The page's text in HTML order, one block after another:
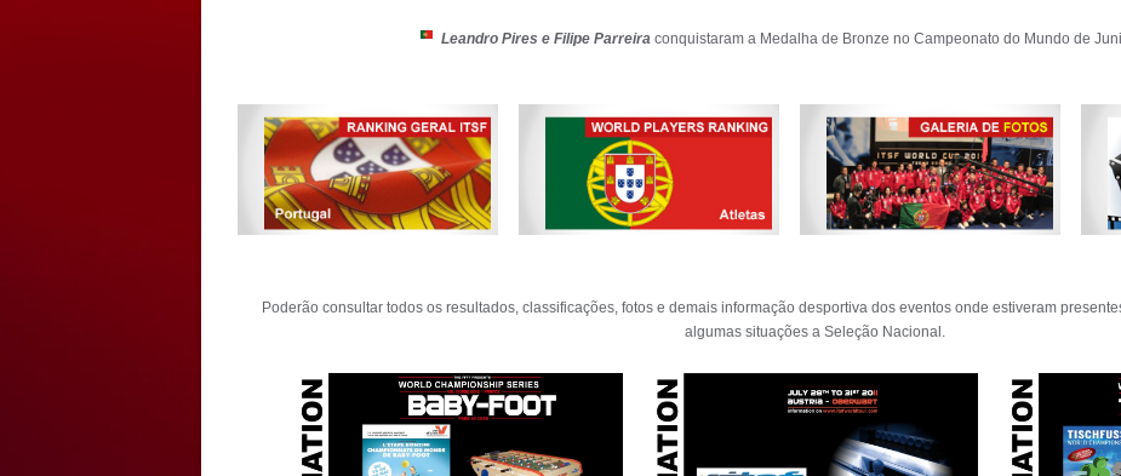
Leandro Pires e Filipe Parreira conquistaram a Medalha de Bronze no Campeonato do Mundo de
Poderão consultar todos os resultados, classificações, fotos e demais informação desportiva dos eventos onde estiveram
algumas situações a Seleção Nacional.